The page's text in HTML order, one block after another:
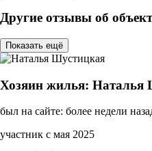
Другие отзывы об
Показать ещё
Хозяин жилья: Наталья
был на сайте: более недели
участник с мая 2025